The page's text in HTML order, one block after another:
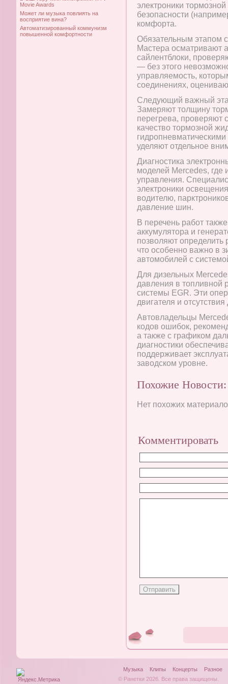
Movie Awards
Может ли музыка повлиять на
восприятие вина?
Автоматизированный коммунизм
повышенной комфортности
электроники
безопасности
комфорта.
Обязательным этапом
Мастера осматривают
сайлентблоки,
— без этого
управляемость,
соединениях,
Следующий важный
Замеряют толщину
перегрева, проверяют
качество тормозной
уделяют отдельное
Диагностика
моделей Mercedes, где
управления.
электроники
водителю,
давление шин.
В перечень работ
аккумулятора и
позволяют определить
что особенно важно в
автомобилей с
Для дизельных
давления в топливной
системы EGR. Эти
двигателя и
Автовладельцы
кодов ошибок,
а также с графиком
диагностики
поддерживает
заводском уровне.
Похожие Новости:
Нет похожих
Комментировать
Музыка Клипы Концерты
Разное
© Ранетки 2026. Все права защищены.